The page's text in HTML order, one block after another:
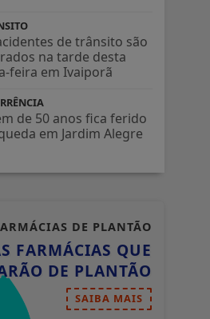
de trânsito são
na tarde desta
feira em Ivaiporã
de 50 anos fica ferido
em Jardim Alegre
DE PLANTÃO
FARMÁCIAS QUE
DE PLANTÃO
SAIBA MAIS